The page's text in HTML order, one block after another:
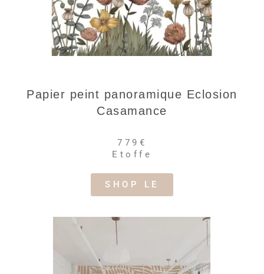
Papier peint panoramique Eclosion
Casamance
779€
Etoffe
SHOP LE